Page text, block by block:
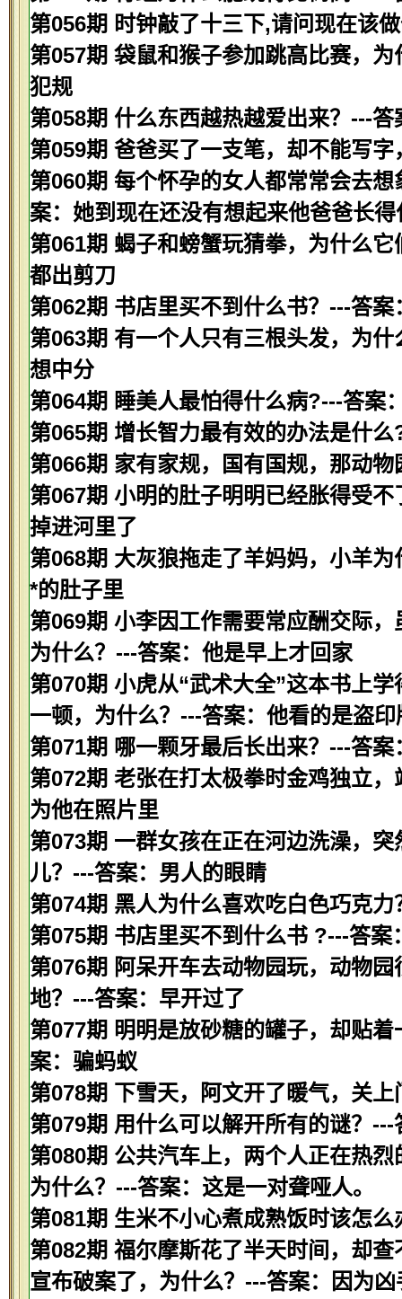
第056期 时钟敲了十三下,请问现在该
第057期 袋鼠和猴子参加跳高比赛，
犯规
第058期 什么东西越热越爱出来？---答
第059期 爸爸买了一支笔，却不能写
第060期 每个怀孕的女人都常常会去
案：她到现在还没有想起来他爸爸长得
第061期 蝎子和螃蟹玩猜拳，为什么
都出剪刀
第062期 书店里买不到什么书？---答案
第063期 有一个人只有三根头发，为
想中分
第064期 睡美人最怕得什么病?---答
第065期 增长智力最有效的办法是什
第066期 家有家规，国有国规，那动
第067期 小明的肚子明明已经胀得受
掉进河里了
第068期 大灰狼拖走了羊妈妈，小羊
*的肚子里
第069期 小李因工作需要常应酬交际
为什么？---答案：他是早上才回家
第070期 小虎从“武术大全”这本书上
一顿，为什么？---答案：他看的是盗印
第071期 哪一颗牙最后长出来？---答案
第072期 老张在打太极拳时金鸡独立
为他在照片里
第073期 一群女孩在正在河边洗澡，
儿？---答案：男人的眼睛
第074期 黑人为什么喜欢吃白色巧克
第075期 书店里买不到什么书 ?---答案
第076期 阿呆开车去动物园玩，动物
地？---答案：早开过了
第077期 明明是放砂糖的罐子，却贴
案：骗蚂蚁
第078期 下雪天，阿文开了暖气，关
第079期 用什么可以解开所有的谜？---
第080期 公共汽车上，两个人正在热
为什么？---答案：这是一对聋哑人。
第081期 生米不小心煮成熟饭时该怎
第082期 福尔摩斯花了半天时间，却
宣布破案了，为什么？---答案：因为凶